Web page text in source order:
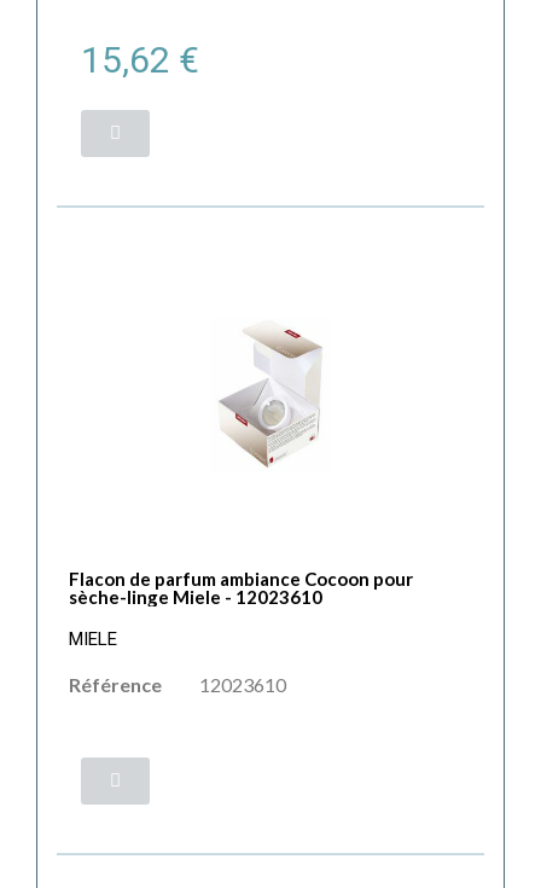
15,62 €
Flacon de parfum ambiance Cocoon pour
sèche-linge Miele - 12023610
MIELE
Référence 12023610